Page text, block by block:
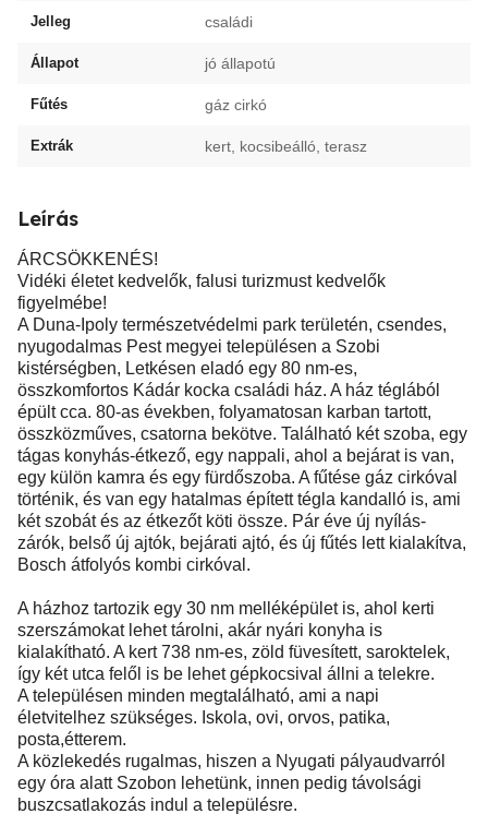
Jelleg családi
Állapot jó állapotú
Fűtés gáz cirkó
Extrák kert, kocsibeálló, terasz
Leírás
ÁRCSÖKKENÉS!
Vidéki életet kedvelők, falusi turizmust kedvelők
figyelmébe!
A Duna-Ipoly természetvédelmi park területén, csendes,
nyugodalmas Pest megyei településen a Szobi
kistérségben, Letkésen eladó egy 80 nm-es,
összkomfortos Kádár kocka családi ház. A ház téglából
épült cca. 80-as években, folyamatosan karban tartott,
összközműves, csatorna bekötve. Található két szoba, egy
tágas konyhás-étkező, egy nappali, ahol a bejárat is van,
egy külön kamra és egy fürdőszoba. A fűtése gáz cirkóval
történik, és van egy hatalmas épített tégla kandalló is, ami
két szobát és az étkezőt köti össze. Pár éve új nyílás-
zárók, belső új ajtók, bejárati ajtó, és új fűtés lett kialakítva,
Bosch átfolyós kombi cirkóval.
A házhoz tartozik egy 30 nm melléképület is, ahol kerti
szerszámokat lehet tárolni, akár nyári konyha is
kialakítható. A kert 738 nm-es, zöld füvesített, saroktelek,
így két utca felől is be lehet gépkocsival állni a telekre.
A településen minden megtalálható, ami a napi
életvitelhez szükséges. Iskola, ovi, orvos, patika,
posta,étterem.
A közlekedés rugalmas, hiszen a Nyugati pályaudvarról
egy óra alatt Szobon lehetünk, innen pedig távolsági
buszcsatlakozás indul a településre.